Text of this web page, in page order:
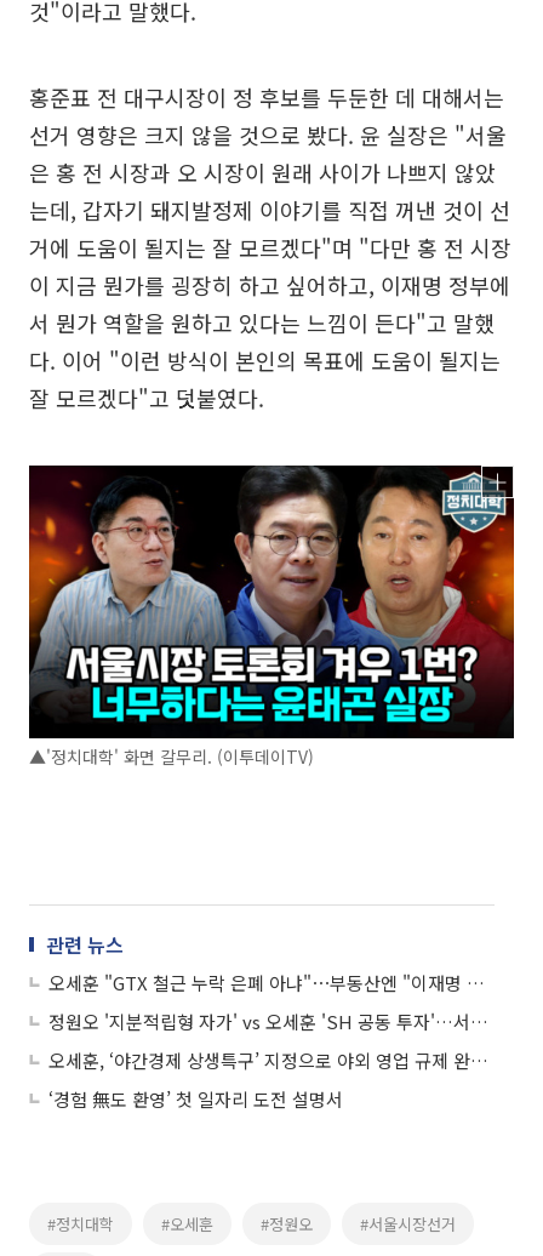
것"이라고 말했다.
홍준표 전 대구시장이 정 후보를 두둔한 데 대해서는
선거 영향은 크지 않을 것으로 봤다. 윤 실장은 "서울
은 홍 전 시장과 오 시장이 원래 사이가 나쁘지 않았
는데, 갑자기 돼지발정제 이야기를 직접 꺼낸 것이 선
거에 도움이 될지는 잘 모르겠다"며 "다만 홍 전 시장
이 지금 뭔가를 굉장히 하고 싶어하고, 이재명 정부에
서 뭔가 역할을 원하고 있다는 느낌이 든다"고 말했
다. 이어 "이런 방식이 본인의 목표에 도움이 될지는
잘 모르겠다"고 덧붙였다.
▲'정치대학' 화면 갈무리. (이투데이TV)
관련 뉴스
오세훈 "GTX 철근 누락 은폐 아냐"⋯부동산엔 "이재명 정부 고집 꺾어야“
정원오 '지분적립형 자가' vs 오세훈 'SH 공동 투자'…서울시장 청년 주거 공약 격돌
오세훈, ‘야간경제 상생특구’ 지정으로 야외 영업 규제 완화⋯관광·여가 공약 발표
‘경험 無도 환영’ 첫 일자리 도전 설명서
#정치대학 #오세훈 #정원오 #서울시장선거